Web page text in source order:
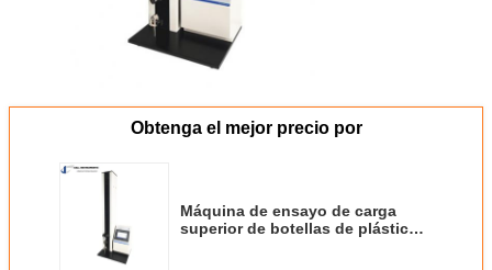
Obtenga el mejor precio por
Máquina de ensayo de carga
superior de botellas de plástico